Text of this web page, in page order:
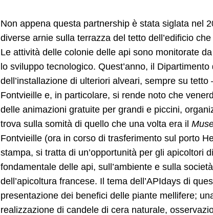
Non appena questa partnership è stata siglata nel
diverse arnie sulla terrazza del tetto dell’edificio
Le attività delle colonie delle api sono monitorate
lo sviluppo tecnologico. Quest’anno, il
dell’installazione di ulteriori alveari, sempre su
Fontvieille e, in particolare, si rende noto che
delle animazioni gratuite per grandi e piccini,
trova sulla somità di quello che una volta era il
Fontvieille (ora in corso di trasferimento sul porto
stampa, si tratta di un’opportunità per gli apicoltori
fondamentale delle api, sull’ambiente e sulla
dell’apicoltura francese. Il tema dell’APIdays di
presentazione dei benefici delle piante mellifere;
realizzazione di candele di cera naturale,